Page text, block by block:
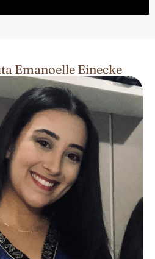
Emanoelle Einecke